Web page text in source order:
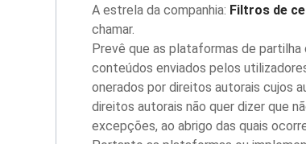
A estrela da companhia: Filtros de
chamar.
Prevê que as plataformas de
conteúdos enviados pelos
onerados por direitos autorais cujos
direitos autorais não quer dizer que
excepções, ao abrigo das quais